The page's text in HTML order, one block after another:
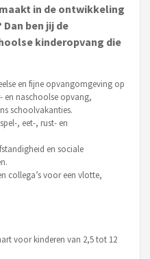
in de ontwikkeling
ben jij de
kinderopvang die
en fijne opvangomgeving op
naschoolse opvang,
schoolvakanties.
, eet-, rust- en
en sociale
collega’s voor een vlotte,
voor kinderen van 2,5 tot 12